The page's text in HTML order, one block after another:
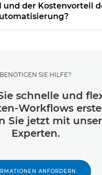
und der Kostenvorteil
BENÖTIGEN SIE HILFE?
schnelle und
Workflows
Sie jetzt mit
Experten.
ANFORDERN